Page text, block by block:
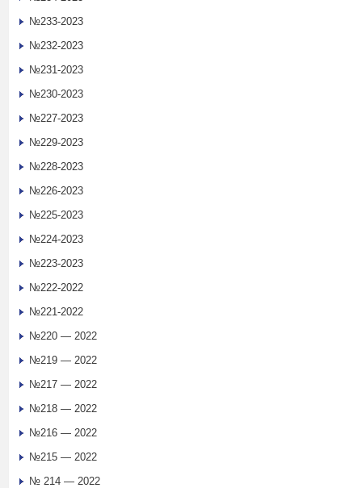
№233-2023
№232-2023
№231-2023
№230-2023
№227-2023
№229-2023
№228-2023
№226-2023
№225-2023
№224-2023
№223-2023
№222-2022
№221-2022
№220 — 2022
№219 — 2022
№217 — 2022
№218 — 2022
№216 — 2022
№215 — 2022
№ 214 — 2022